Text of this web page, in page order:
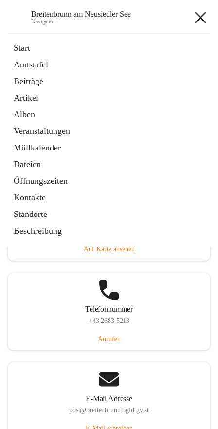
Breitenbrunn am Neusiedler See
Navigation
Start
Amtstafel
Beiträge
Artikel
Alben
Veranstaltungen
Müllkalender
Dateien
Öffnungszeiten
Kontakte
Standorte
Beschreibung
18 Schnellzugriffe
Gemeindeservice
Auf Karte ansehen
Telefonnummer
+43 2683 5213
Anrufen
E-Mail Adresse
post@breitenbrunn.bgld.gv.at